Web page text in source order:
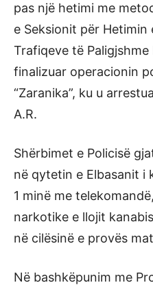
pas një hetimi me
e Seksionit për
Trafiqeve të
finalizuar operacionin
“Zaranika”, ku u
A.R.
Shërbimet e Policisë
në qytetin e Elbasanit i
1 minë me
narkotike e llojit
në cilësinë e provës
Në bashkëpunim me